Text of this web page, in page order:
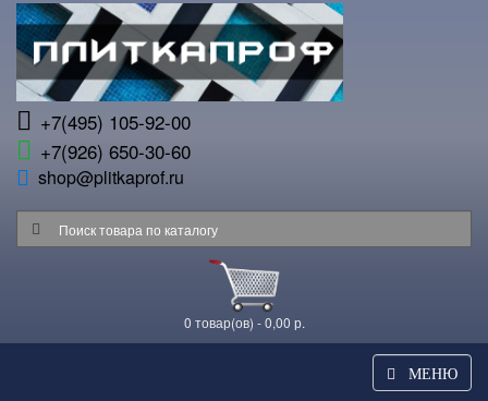
+7(495) 105-92-00
+7(926) 650-30-60
shop@plitkaprof.ru
0 товар(ов) - 0,00 р.
МЕНЮ